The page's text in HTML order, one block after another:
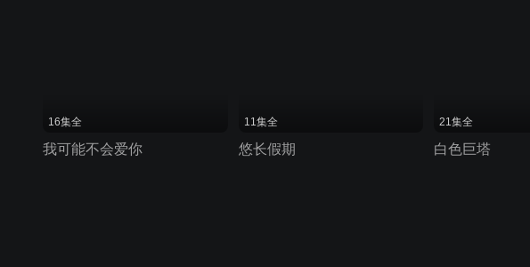
16集全
我可能不会爱你
11集全
悠长假期
21集全
白色巨塔